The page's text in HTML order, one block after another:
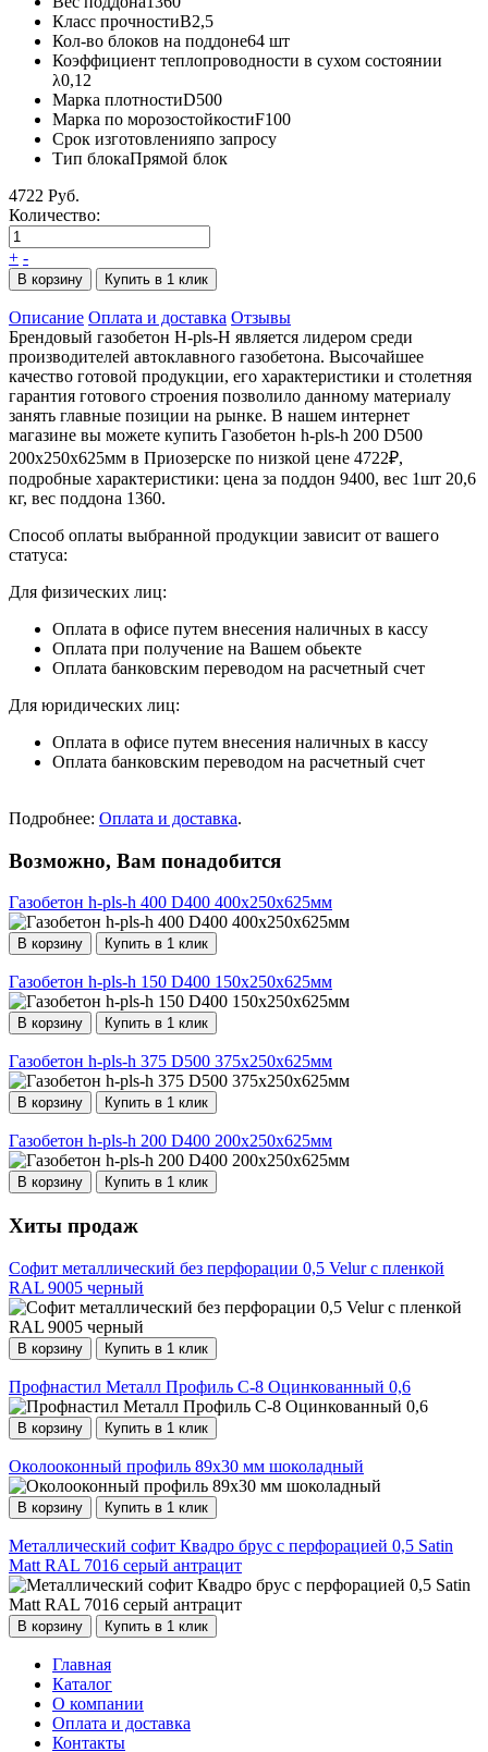
Класс прочностиB2,5
Кол-во блоков на поддоне64 шт
Коэффициент теплопроводности в сухом состоянии
λ0,12
Марка плотностиD500
Марка по морозостойкостиF100
Срок изготовленияпо запросу
Тип блокаПрямой блок
4722 Руб.
Количество:
+ -
В корзину Купить в 1 клик
Описание Оплата и доставка Отзывы
Брендовый газобетон Н-pls-Н является лидером среди
производителей автоклавного газобетона. Высочайшее
качество готовой продукции, его характеристики и столетняя
гарантия готового строения позволило данному материалу
занять главные позиции на рынке. В нашем интернет
магазине вы можете купить Газобетон h-pls-h 200 D500
200х250х625мм в Приозерске по низкой цене 4722₽,
подробные характеристики: цена за поддон 9400, вес 1шт 20,6
кг, вес поддона 1360.
Способ оплаты выбранной продукции зависит от вашего
статуса:
Для физических лиц:
Оплата в офисе путем внесения наличных в кассу
Оплата при получение на Вашем обьекте
Оплата банковским переводом на расчетный счет
Для юридических лиц:
Оплата в офисе путем внесения наличных в кассу
Оплата банковским переводом на расчетный счет
Подробнее: Оплата и доставка.
Возможно, Вам понадобится
Газобетон h-pls-h 400 D400 400х250х625мм
В корзину Купить в 1 клик
Газобетон h-pls-h 150 D400 150х250х625мм
В корзину Купить в 1 клик
Газобетон h-pls-h 375 D500 375х250х625мм
В корзину Купить в 1 клик
Газобетон h-pls-h 200 D400 200х250х625мм
В корзину Купить в 1 клик
Хиты продаж
Софит металлический без перфорации 0,5 Velur с пленкой
RAL 9005 черный
В корзину Купить в 1 клик
Профнастил Металл Профиль С-8 Оцинкованный 0,6
В корзину Купить в 1 клик
Околооконный профиль 89х30 мм шоколадный
В корзину Купить в 1 клик
Металлический софит Квадро брус с перфорацией 0,5 Satin
Мatt RAL 7016 серый антрацит
В корзину Купить в 1 клик
Главная
Каталог
О компании
Оплата и доставка
Контакты